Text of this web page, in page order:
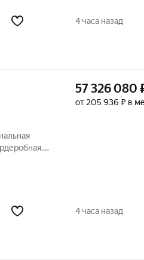
4 часа назад
0,11%
57 326 080
от 205 936 ₽ в
4 часа назад